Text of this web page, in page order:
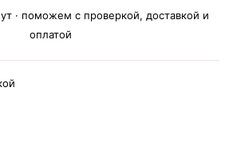
· поможем с проверкой, доставкой и
оплатой